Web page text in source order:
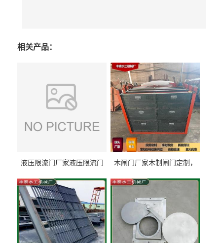
相关产品：
液压限流门厂家液压限流门
泰制造
木闸门厂家木制闸门定制，
型号齐全